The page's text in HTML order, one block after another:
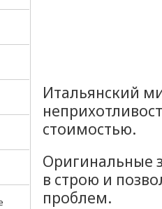
Итальянский
стоимостью.
Оригинальные
в строю и
проблем.